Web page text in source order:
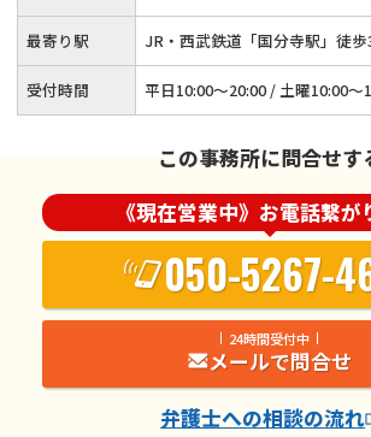
最寄り駅 JR・西武鉄道「国分寺駅」徒
受付時間 平日10:00～20:00 / 土曜10:00～
この事務所に問合せす
《現在営業中》お電話繋が
050-5267-
24時間受付中
メールで問合せ
弁護士への相談の流れ